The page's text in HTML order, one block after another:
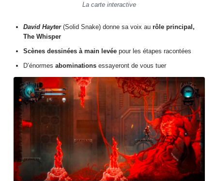
La carte interactive
David Hayter(Solid Snake) donne sa voix aurôle principal,
The Whisper
Scènes dessinées à main levée pour les étapes racontées
D’énormesabominations essayeront de vous tuer